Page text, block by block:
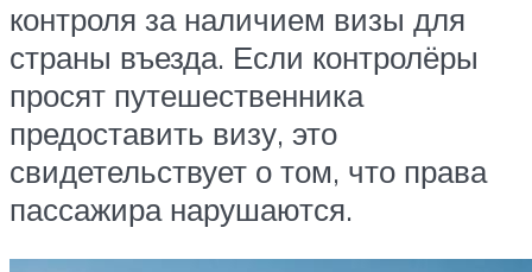
контроля за наличием визы для
страны въезда. Если контролёры
просят путешественника
предоставить визу, это
свидетельствует о том, что права
пассажира нарушаются.